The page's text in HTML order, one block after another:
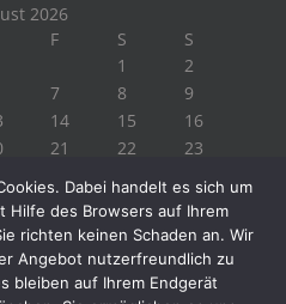
2026
F S
S
1
2
7 8
9
14 15
16
21 22
23
Dabei handelt es sich um
Hilfe des Browsers auf Ihrem
richten keinen Schaden an. Wir
Angebot nutzerfreundlich zu
bleiben auf Ihrem Endgerät